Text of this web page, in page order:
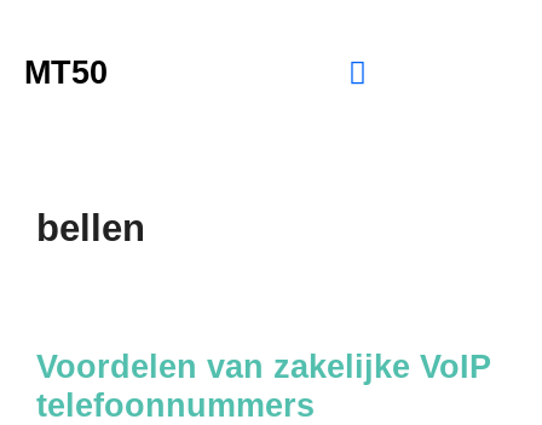
MT50
bellen
Voordelen van zakelijke VoIP
telefoonnummers